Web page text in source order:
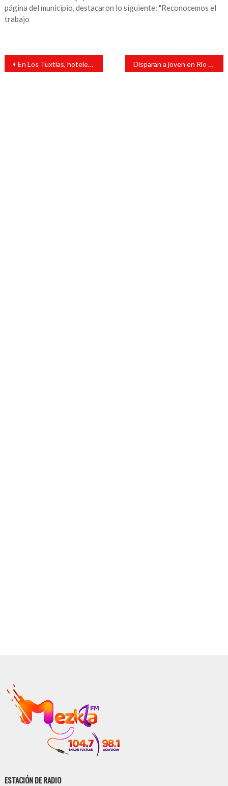
página del municipio, destacaron lo siguiente: "Reconocemos el
trabajo
Navegación
entradas
En Los Tuxtlas, hoteles pedirán credencial a huéspedes para descartar que sean migrantes Disparan a joven en Río Blanco; el primer feminicidio de julio
ESTACIÓN DE RADIO